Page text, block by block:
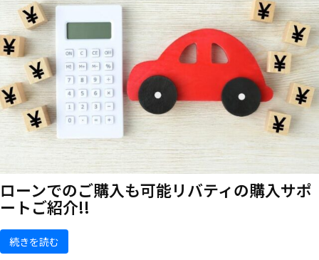
ローンでのご購入も可能リバティの購入サポ
ートご紹介!!
続きを読む